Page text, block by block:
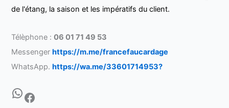
de l'étang, la saison et les impératifs du client.
Télèphone :06 01 71 49 53
Messengerhttps://m.me/francefaucardage
WhatsApp.https://wa.me/33601714953?
WhatsApp Facebook